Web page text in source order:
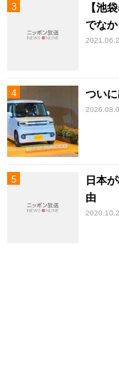
【池
でな
つい
日本
由